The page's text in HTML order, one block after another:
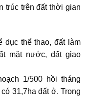
trúc trên đất thời gian
dục thể thao, đất làm
mặt nước, đất giao
1/500 hồi tháng
có 31,7ha đất ở. Trong